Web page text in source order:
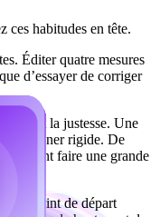
ces habitudes en tête.
Éditer quatre mesures
d’essayer de corriger
la justesse. Une
sonner rigide. De
peuvent faire une grande
point de départ